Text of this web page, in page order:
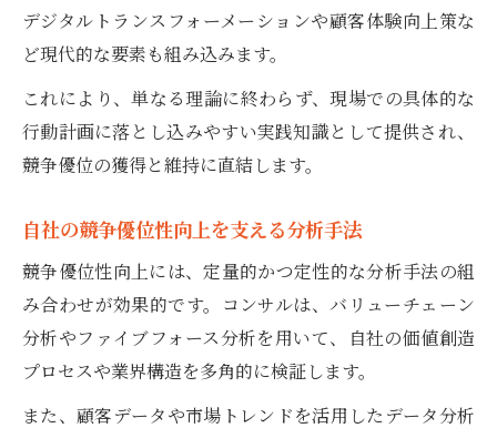
デジタルトランスフォーメーションや顧客体験向上策な
ど現代的な要素も組み込みます。
これにより、単なる理論に終わらず、現場での具体的な
行動計画に落とし込みやすい実践知識として提供され、
競争優位の獲得と維持に直結します。
自社の競争優位性向上を支える分析手法
競争優位性向上には、定量的かつ定性的な分析手法の組
み合わせが効果的です。コンサルは、バリューチェーン
分析やファイブフォース分析を用いて、自社の価値創造
プロセスや業界構造を多角的に検証します。
また、顧客データや市場トレンドを活用したデータ分析